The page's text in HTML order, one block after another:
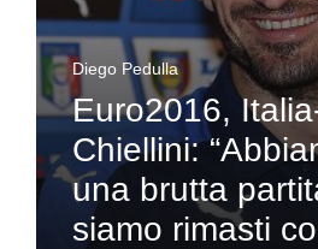
Diego Pedulla
Euro2016,
Chiellini:
una brutta
siamo rimasti